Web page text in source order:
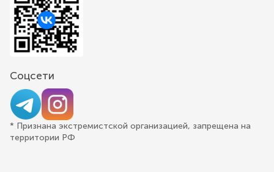
Соцсети
* Признана экстремистской организацией, запрещена на
территории РФ